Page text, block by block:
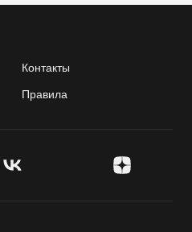
Контакты
Правила